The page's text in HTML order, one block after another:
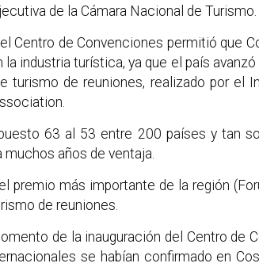
de la Cámara Nacional de Turismo.
Centro de Convenciones permitió que
industria turística, ya que el país
turismo de reuniones, realizado por el
63 al 53 entre 200 países y tan
muchos años de ventaja.
premio más importante de la región
de reuniones.
de la inauguración del Centro de
se habían confirmado en